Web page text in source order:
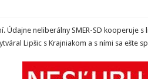
Údajne neliberálny SMER-SD kooperuje
Lipšic s Krajniakom a s ními sa ešte